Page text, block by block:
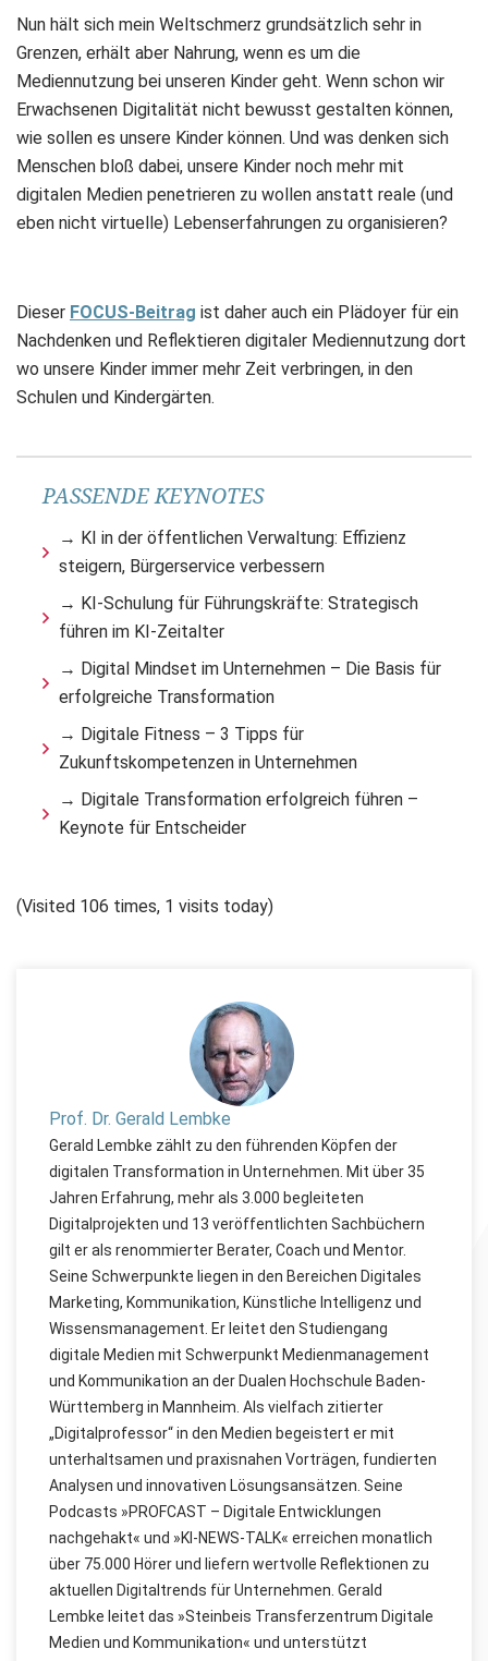
Nun hält sich mein Weltschmerz grundsätzlich sehr in
Grenzen, erhält aber Nahrung, wenn es um die
Mediennutzung bei unseren Kinder geht. Wenn schon wir
Erwachsenen Digitalität nicht bewusst gestalten können,
wie sollen es unsere Kinder können. Und was denken sich
Menschen bloß dabei, unsere Kinder noch mehr mit
digitalen Medien penetrieren zu wollen anstatt reale (und
eben nicht virtuelle) Lebenserfahrungen zu organisieren?
Dieser FOCUS-Beitrag ist daher auch ein Plädoyer für ein
Nachdenken und Reflektieren digitaler Mediennutzung dort
wo unsere Kinder immer mehr Zeit verbringen, in den
Schulen und Kindergärten.
PASSENDE KEYNOTES
→ KI in der öffentlichen Verwaltung: Effizienz
steigern, Bürgerservice verbessern
→ KI-Schulung für Führungskräfte: Strategisch
führen im KI-Zeitalter
→ Digital Mindset im Unternehmen – Die Basis für
erfolgreiche Transformation
→ Digitale Fitness – 3 Tipps für
Zukunftskompetenzen in Unternehmen
→ Digitale Transformation erfolgreich führen –
Keynote für Entscheider
(Visited 106 times, 1 visits today)
Prof. Dr. Gerald Lembke
Gerald Lembke zählt zu den führenden Köpfen der
digitalen Transformation in Unternehmen. Mit über 35
Jahren Erfahrung, mehr als 3.000 begleiteten
Digitalprojekten und 13 veröffentlichten Sachbüchern
gilt er als renommierter Berater, Coach und Mentor.
Seine Schwerpunkte liegen in den Bereichen Digitales
Marketing, Kommunikation, Künstliche Intelligenz und
Wissensmanagement. Er leitet den Studiengang
digitale Medien mit Schwerpunkt Medienmanagement
und Kommunikation an der Dualen Hochschule Baden-
Württemberg in Mannheim. Als vielfach zitierter
„Digitalprofessor“ in den Medien begeistert er mit
unterhaltsamen und praxisnahen Vorträgen, fundierten
Analysen und innovativen Lösungsansätzen. Seine
Podcasts »PROFCAST – Digitale Entwicklungen
nachgehakt« und »KI-NEWS-TALK« erreichen monatlich
über 75.000 Hörer und liefern wertvolle Reflektionen zu
aktuellen Digitaltrends für Unternehmen. Gerald
Lembke leitet das »Steinbeis Transferzentrum Digitale
Medien und Kommunikation« und unterstützt